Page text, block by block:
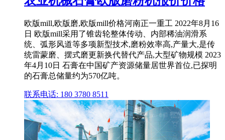
欧版mill,欧版磨,欧版mill价格河南正一重工 2022年8月16
日 欧版mill采用了锥齿轮整体传动、内部稀油润滑系
统、弧形风道等多项新型技术,磨粉效率高,产量大,是传
统雷蒙磨、摆式磨更新换代替代产品,大型矿物规模 2023
年4月10日 石膏在中国矿产资源储量居世界首位,已探明
的石膏总储量约为570亿吨。
联系电话: 180 3780 8511